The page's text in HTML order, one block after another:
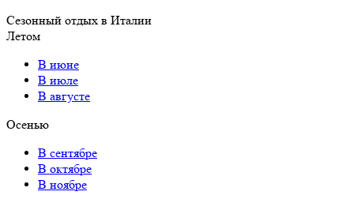
Сезонный отдых в Италии
Летом
В июне
В июле
В августе
Осенью
В сентябре
В октябре
В ноябре